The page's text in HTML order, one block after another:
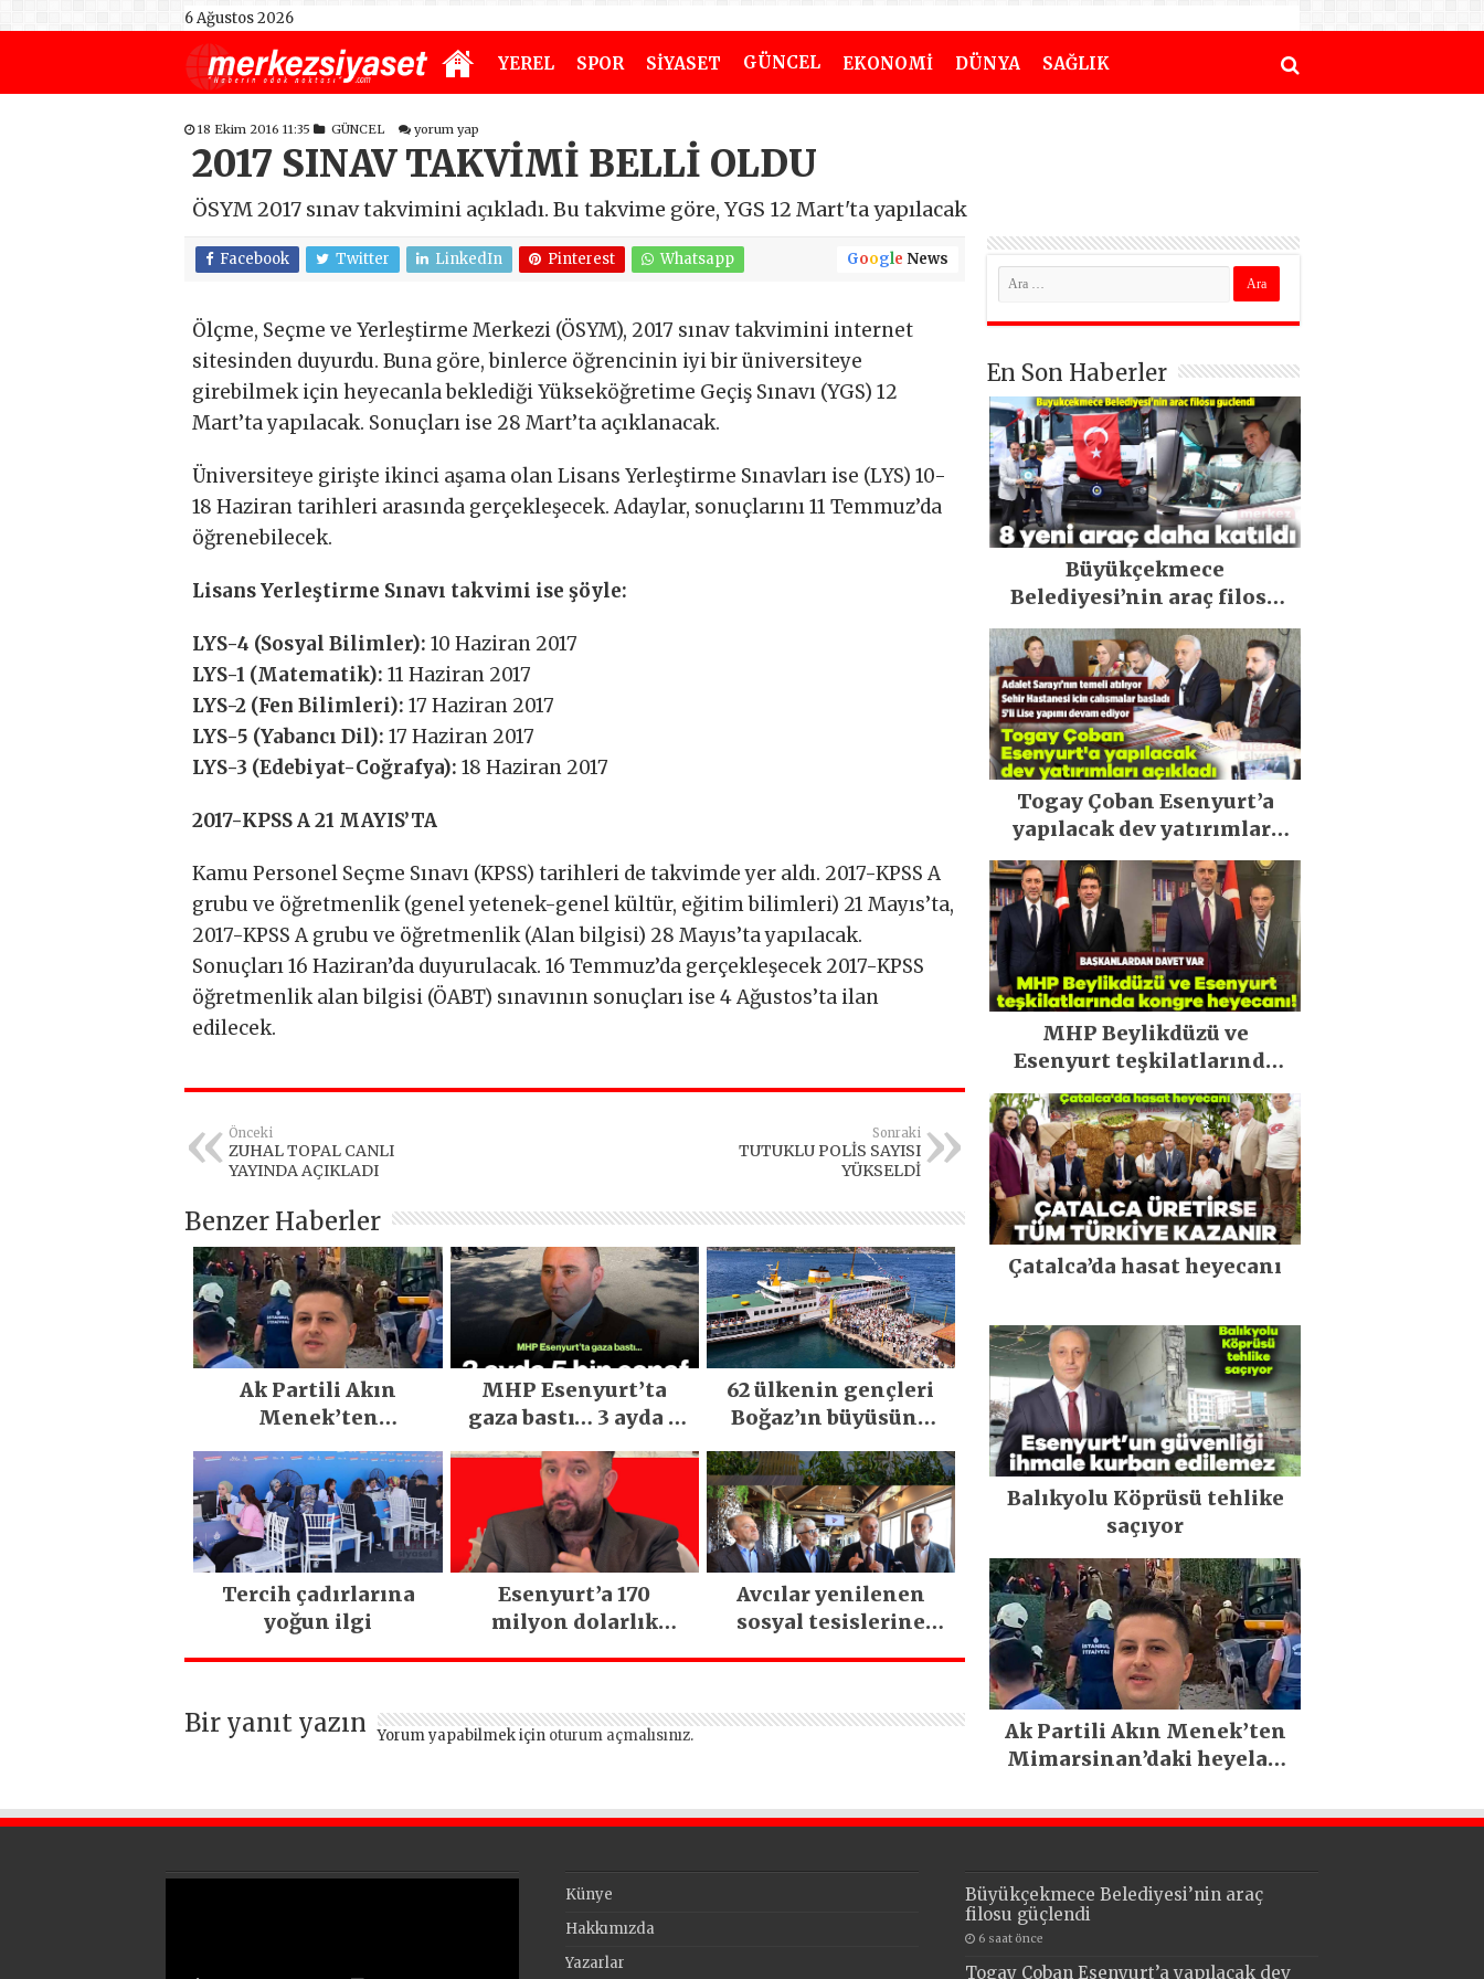
6 Ağustos 2026
YEREL SPOR SİYASET GÜNCEL EKONOMİ DÜNYA SAĞLIK
18 Ekim 2016 11:35 GÜNCEL yorum yap
2017 SINAV TAKVİMİ BELLİ OLDU
ÖSYM 2017 sınav takvimini açıkladı. Bu takvime göre, YGS 12 Mart'ta yapılacak
Facebook Twitter LinkedIn Pinterest Whatsapp Google News
Ölçme, Seçme ve Yerleştirme Merkezi (ÖSYM), 2017 sınav takvimini internet
sitesinden duyurdu. Buna göre, binlerce öğrencinin iyi bir üniversiteye
girebilmek için heyecanla beklediği Yükseköğretime Geçiş Sınavı (YGS) 12
Mart’ta yapılacak. Sonuçları ise 28 Mart’ta açıklanacak.
Üniversiteye girişte ikinci aşama olan Lisans Yerleştirme Sınavları ise (LYS) 10-
18 Haziran tarihleri arasında gerçekleşecek. Adaylar, sonuçlarını 11 Temmuz’da
öğrenebilecek.
Lisans Yerleştirme Sınavı takvimi ise şöyle:
LYS-4 (Sosyal Bilimler): 10 Haziran 2017
LYS-1 (Matematik): 11 Haziran 2017
LYS-2 (Fen Bilimleri): 17 Haziran 2017
LYS-5 (Yabancı Dil): 17 Haziran 2017
LYS-3 (Edebiyat-Coğrafya): 18 Haziran 2017
2017-KPSS A 21 MAYIS’TA
Kamu Personel Seçme Sınavı (KPSS) tarihleri de takvimde yer aldı. 2017-KPSS A
grubu ve öğretmenlik (genel yetenek-genel kültür, eğitim bilimleri) 21 Mayıs’ta,
2017-KPSS A grubu ve öğretmenlik (Alan bilgisi) 28 Mayıs’ta yapılacak.
Sonuçları 16 Haziran’da duyurulacak. 16 Temmuz’da gerçekleşecek 2017-KPSS
öğretmenlik alan bilgisi (ÖABT) sınavının sonuçları ise 4 Ağustos’ta ilan
edilecek.
Önceki
ZUHAL TOPAL CANLI
YAYINDA AÇIKLADI
Sonraki
TUTUKLU POLİS SAYISI
YÜKSELDİ
Benzer Haberler
Ak Partili Akın
Menek’ten
heyelan sonrası
kritik uyarı
MHP Esenyurt’ta
gaza bastı… 3 ayda 5
edildi
62 ülkenin gençleri
Boğaz’ın büyüsüne
Tercih çadırlarına
yoğun ilgi
Esenyurt’a 170
milyon dolarlık
Avcılar yenilenen
sosyal tesislerine
Bir yanıt yazın Yorum yapabilmek için oturum açmalısınız.
En Son Haberler
Büyükçekmece
Belediyesi’nin araç filosu
güçlendi
Togay Çoban Esenyurt’a
yapılacak dev yatırımları
açıkladı
MHP Beylikdüzü ve
Esenyurt teşkilatlarında
kongre heyecanı!
Çatalca’da hasat heyecanı
Balıkyolu Köprüsü tehlike
saçıyor
Ak Partili Akın Menek’ten
Mimarsinan’daki heyelan
Künye
Hakkımızda
Yazarlar
Büyükçekmece Belediyesi’nin araç
filosu güçlendi
6 saat önce
Togay Çoban Esenyurt’a yapılacak dev